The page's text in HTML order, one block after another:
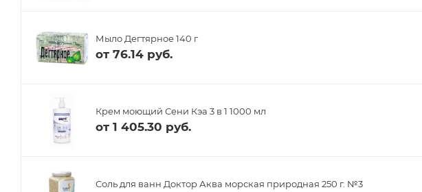
Мыло Дегтярное 140 г
от 76.14 руб.
Крем моющий Сени Кэа 3 в 1 1000 мл
от 1 405.30 руб.
Соль для ванн Доктор Аква морская природная 250 г. №3